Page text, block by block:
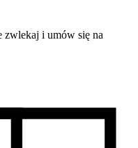
zwlekaj i umów się na